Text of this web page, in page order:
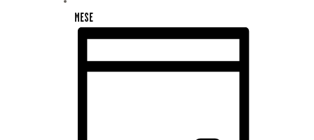
MESE